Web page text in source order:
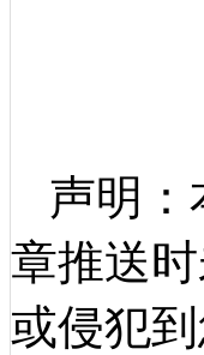
声明：
章推送
或侵犯